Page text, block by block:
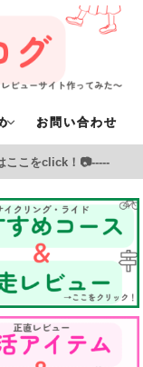
お問い合わせ
ここをclick！📷-----